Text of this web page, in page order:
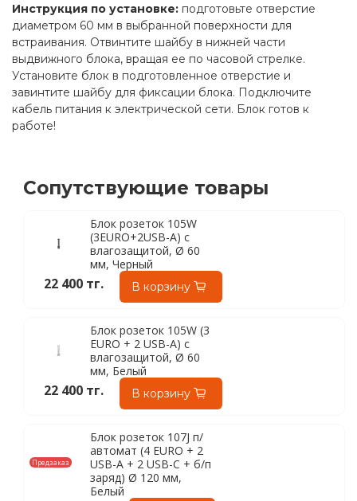
Инструкция по установке: подготовьте отверстие
диаметром 60 мм в выбранной поверхности для
встраивания. Отвинтите шайбу в нижней части
выдвижного блока, вращая ее по часовой стрелке.
Установите блок в подготовленное отверстие и
завинтите шайбу для фиксации блока. Подключите
кабель питания к электрической сети. Блок готов к
работе!
Сопутствующие товары
Блок розеток 105W
(3EURO+2USB-A) с
влагозащитой, Ø 60
мм, Черный
22 400 тг. В корзину
Блок розеток 105W (3
EURO + 2 USB-A) с
влагозащитой, Ø 60
мм, Белый
22 400 тг. В корзину
Предзаказ
Блок розеток 107J п/
автомат (4 EURO + 2
USB-A + 2 USB-C + б/п
заряд) Ø 120 мм,
Белый